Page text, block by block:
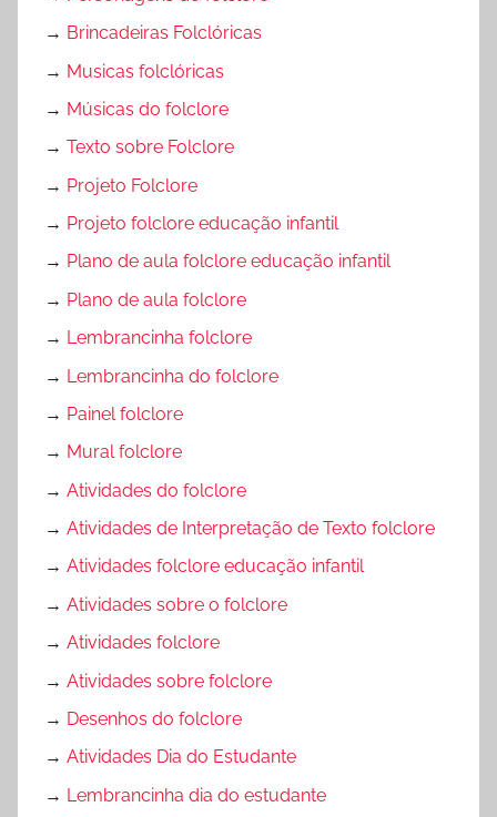
→ Brincadeiras Folclóricas
→ Musicas folclóricas
→ Músicas do folclore
→ Texto sobre Folclore
→ Projeto Folclore
→ Projeto folclore educação infantil
→ Plano de aula folclore educação infantil
→ Plano de aula folclore
→ Lembrancinha folclore
→ Lembrancinha do folclore
→ Painel folclore
→ Mural folclore
→ Atividades do folclore
→ Atividades de Interpretação de Texto folclore
→ Atividades folclore educação infantil
→ Atividades sobre o folclore
→ Atividades folclore
→ Atividades sobre folclore
→ Desenhos do folclore
→ Atividades Dia do Estudante
→ Lembrancinha dia do estudante